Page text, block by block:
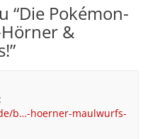
“Die Pokémon-
&
”
b…-hoerner-maulwurfs-